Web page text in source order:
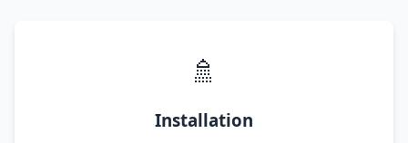
🚿
Installation